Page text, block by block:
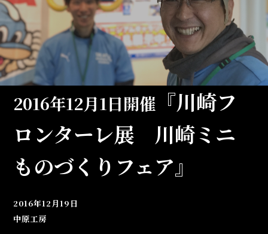
2016年12月1日開催 『川崎フ
ロンターレ展 川崎ミニ
ものづくりフェア』
2016年12月19日
中原工房